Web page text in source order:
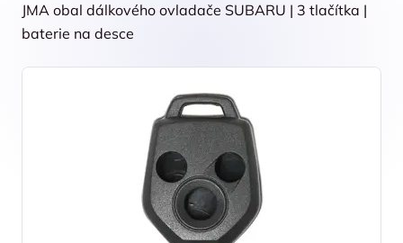
JMA obal dálkového ovladače SUBARU | 3 tlačítka |
baterie na desce